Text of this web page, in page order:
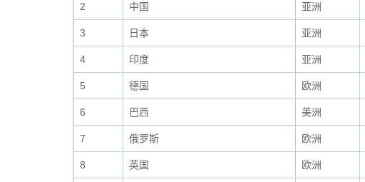
2 中国 亚洲
3 日本 亚洲
4 印度 亚洲
5 德国 欧洲
6 巴西 美洲
7 俄罗斯 欧洲
8 英国 欧洲